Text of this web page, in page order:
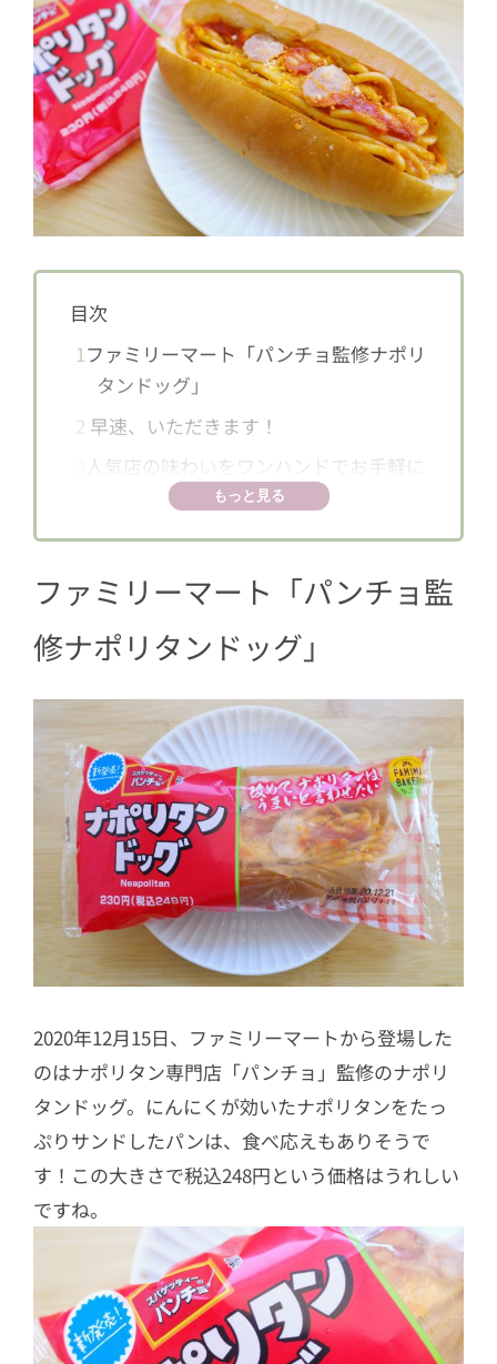
目次
1ファミリーマート「パンチョ監修ナポリ
タンドッグ」
2 早速、いただきます！
人気店の味わいをワンハンドでお手軽に
もっと見る
ファミリーマート「パンチョ監
修ナポリタンドッグ 」
2020年12月15日、ファミリーマートから登場した
のはナポリタン専門店「パンチョ」監修のナポリ
タンドッグ。にんにくが効いたナポリタンをたっ
ぷりサンドしたパンは、食べ応えもありそうで
す！この大きさで税込248円という価格はうれしい
ですね。